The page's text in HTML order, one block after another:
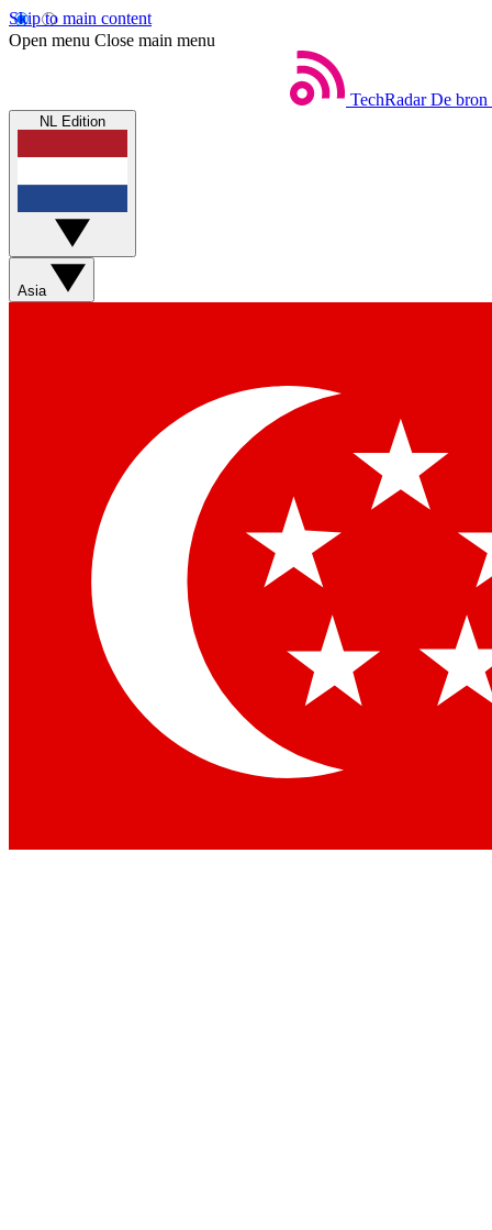
Skip to main content
Open menu Close main menu
TechRadar De bron
NL Edition
Asia